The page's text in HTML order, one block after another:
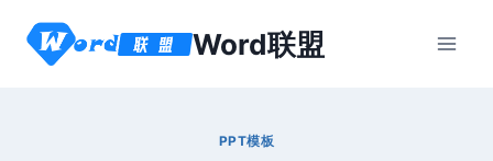
Word联盟
PPT模板